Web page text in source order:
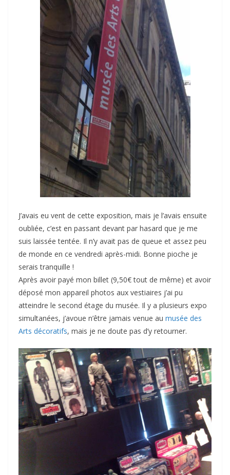
J’avais eu vent de cette exposition, mais je l’avais ensuite
oubliée, c’est en passant devant par hasard que je me
suis laissée tentée. Il n’y avait pas de queue et assez peu
de monde en ce vendredi après-midi. Bonne pioche je
serais tranquille !
Après avoir payé mon billet (9,50€ tout de même) et avoir
déposé mon appareil photos aux vestiaires j’ai pu
atteindre le second étage du musée. Il y a plusieurs expo
simultanées, j’avoue n’être jamais venue au musée des
Arts décoratifs, mais je ne doute pas d’y retourner.